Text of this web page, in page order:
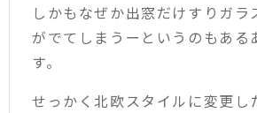
しかもなぜか出窓だけすりガラ
がでてしまうーというのもある
す。
せっかく北欧スタイルに変更し